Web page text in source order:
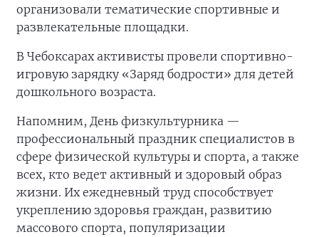
организовали тематические спортивные и
развлекательные площадки.
В Чебоксарах активисты провели спортивно-
игровую зарядку «Заряд бодрости» для детей
дошкольного возраста.
Напомним, День физкультурника —
профессиональный праздник специалистов в
сфере физической культуры и спорта, а также
всех, кто ведет активный и здоровый образ
жизни. Их ежедневный труд способствует
укреплению здоровья граждан, развитию
массового спорта, популяризации